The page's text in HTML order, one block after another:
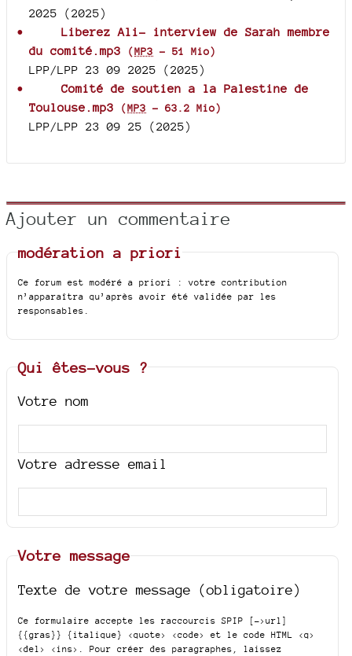
2025 (2025)
Liberez Ali- interview de Sarah membre
du comité.mp3
(MP3 - 51 Mio)
LPP/LPP 23 09 2025 (2025)
Comité de soutien a la Palestine de
Toulouse.mp3
(MP3 - 63.2 Mio)
LPP/LPP 23 09 25 (2025)
Ajouter un commentaire
modération a priori
Ce forum est modéré a priori : votre contribution
n’apparaîtra qu’après avoir été validée par les
responsables.
Qui êtes-vous ?
Votre nom
Votre adresse email
Votre message
Texte de votre message (obligatoire)
Ce formulaire accepte les raccourcis SPIP
[->url]
{{gras}} {italique} <quote> <code>
et le code HTML <q>
<del> <ins>
. Pour créer des paragraphes, laissez